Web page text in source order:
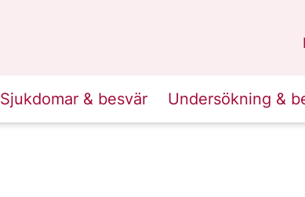
Sjukdomar & besvär Undersökning &